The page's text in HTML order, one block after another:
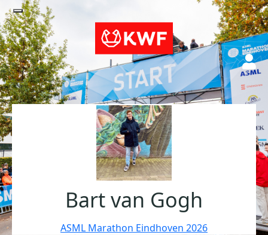
Bart van Gogh
ASML Marathon Eindhoven 2026